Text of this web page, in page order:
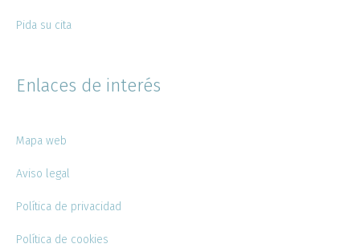
Pida su cita
Enlaces de interés
Mapa web
Aviso legal
Política de privacidad
Política de cookies